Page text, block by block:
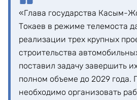
«Глава государства Касым-
Токаев в режиме телемоста
реализации трех крупных
строительства
поставил задачу завершить
полном объеме до 2029 года.
необходимо организовать